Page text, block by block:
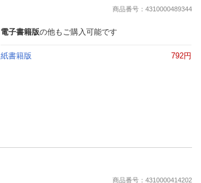
商品番号：4310000489344
電子書籍版の他もご購入可能です
紙書籍版 792円
商品番号：4310000414202